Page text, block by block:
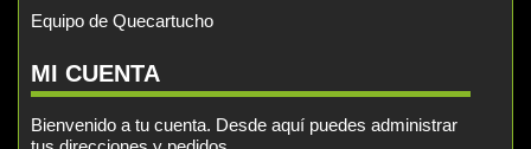
Equipo de Quecartucho
MI CUENTA
Bienvenido a tu cuenta. Desde aquí puedes administrar